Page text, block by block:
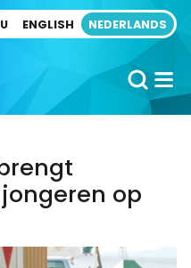
ENGLISH NEDERLANDS
op